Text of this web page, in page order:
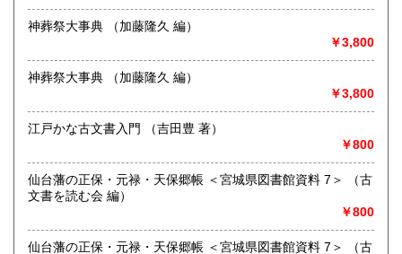
古書、古本、DVD,CD,LPなど買取致します。
北地方を中心に、茨城県、栃木県等関東近県への地域に出張
いたします。それ以外の地域も出張買取致します。
宅配便での買取も行っております。
大量のご処分も承ります。
買い取り専用ダイヤル 0120-805-875
古書一般（その他）
神葬祭大事典 （加藤隆久 編）
￥3,800
神葬祭大事典 （加藤隆久 編）
￥3,800
江戸かな古文書入門 （吉田豊 著）
￥800
仙台藩の正保・元禄・天保郷帳 ＜宮城県図書館資料 7＞ （古
文書を読む会 編）
￥800
仙台藩の正保・元禄・天保郷帳 ＜宮城県図書館資料 7＞ （古